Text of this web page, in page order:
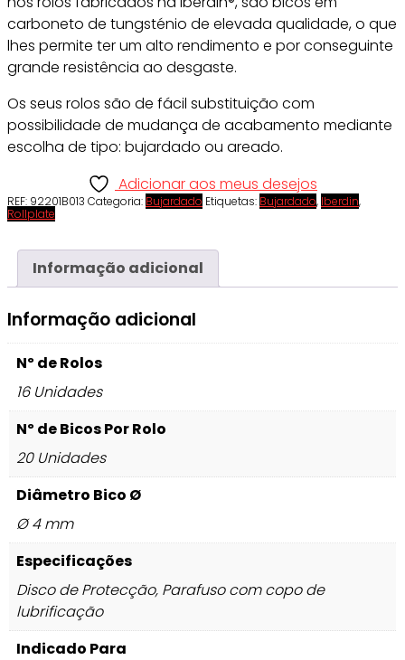
carboneto de tungsténio de elevada qualidade, o que
lhes permite ter um alto rendimento e por conseguinte
grande resistência ao desgaste.
Os seus rolos são de fácil substituição com
possibilidade de mudança de acabamento mediante
escolha de tipo: bujardado ou areado.
Adicionar aos meus desejos
REF: 92201B013 Categoria: Bujardado Etiquetas: Bujardado, Iberdin,
Rollplate
Informação adicional
Informação adicional
Nº de Rolos
16 Unidades
Nº de Bicos Por Rolo
20 Unidades
Diâmetro Bico Ø
Ø 4 mm
Especificações
Disco de Protecção, Parafuso com copo de
lubrificação
Indicado Para